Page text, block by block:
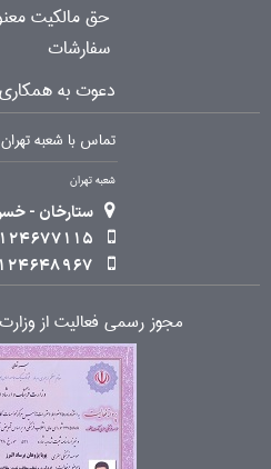
حق مالکیت
سفارشات
دعوت به همکاری
تماس با شعبه تهران
شعبه تهران
ستارخان - خسرو
مجوز رسمی فعالیت از